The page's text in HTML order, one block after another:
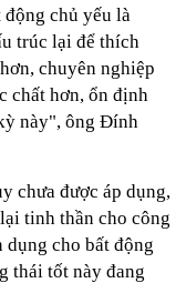
động chủ yếu là
trúc lại để thích
chuyên nghiệp
chất hơn, ổn định
này", ông Đính
chưa được áp dụng,
tinh thần cho công
cho bất động
thái tốt này đang